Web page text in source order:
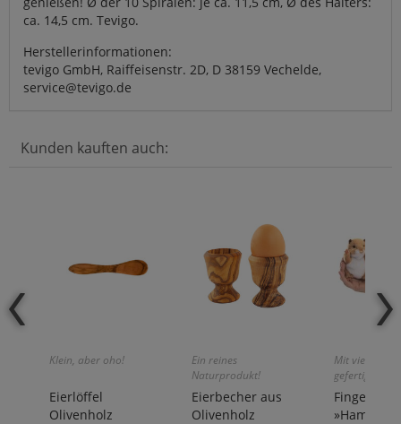
ca. 14,5 cm. Tevigo.
Herstellerinformationen:
tevigo GmbH, Raiffeisenstr. 2D, D 38159 Vechelde,
service@tevigo.de
Kunden kauften auch:
Klein, aber oho!
Eierlöffel
Olivenholz
Ein reines
Naturprodukt!
Eierbecher aus
Olivenholz
Mit viel Liebe
gefertigt!
»Hamster«